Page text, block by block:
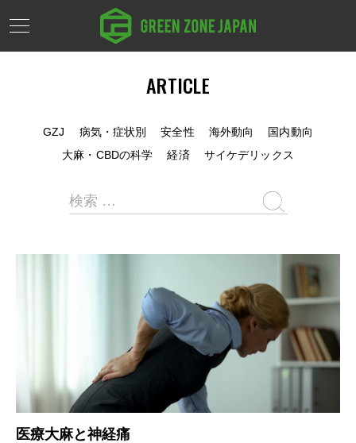
ARTICLE
GZJ 病気・症状別 安全性 海外動向
国内動向
大麻・CBDの科学
経済 サイケデリックス
医療大麻と神経痛